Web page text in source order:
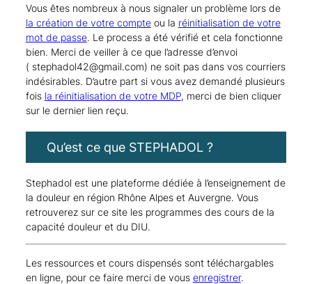
Vous êtes nombreux à nous signaler un problème lors de
la création de votre compteou la réinitialisation de votre
mot de passe. Le process a été vérifié et cela fonctionne
bien. Merci de veiller à ce que l’adresse d’envoi
( stephadol42@gmail.com) ne soit pas dans vos courriers
indésirables. D’autre part si vous avez demandé plusieurs
fois la réinitialisation de votre MDP, merci de bien cliquer
sur le dernier lien reçu.
Qu’est ce que STEPHADOL ?
Stephadol est une plateforme dédiée à l’enseignement de
la douleur en région Rhône Alpes et Auvergne. Vous
retrouverez sur ce site les programmes des cours de la
capacité douleur et du DIU.
Les ressources et cours dispensés sont téléchargables
en ligne, pour ce faire merci de vous enregistrer.